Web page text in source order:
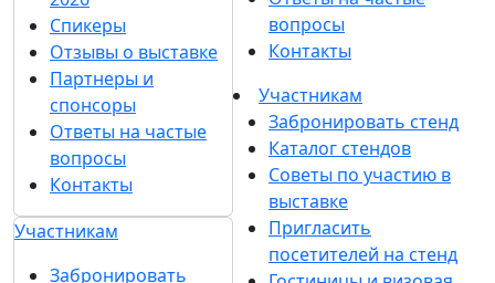
Спикеры
Отзывы о выставке
Партнеры и
спонсоры
Ответы на частые
вопросы
Контакты
Участникам
Забронировать
вопросы
Контакты
Участникам
Забронировать стенд
Каталог стендов
Советы по участию в
выставке
Пригласить
посетителей на стенд